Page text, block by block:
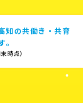
知の共働き・共育
時点）